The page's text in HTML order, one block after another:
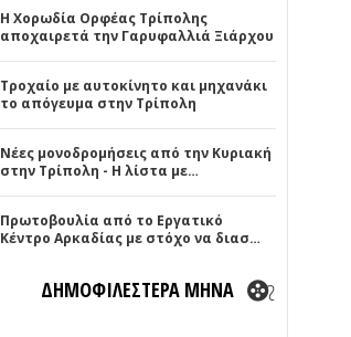
Η Χορωδία Ορφέας Τρίπολης
αποχαιρετά την Γαρυφαλλιά Ξιάρχου
Τροχαίο με αυτοκίνητο και μηχανάκι
το απόγευμα στην Τρίπολη
Νέες μονοδρομήσεις από την Κυριακή
στην Τρίπολη - Η λίστα με…
Πρωτοβουλία από το Εργατικό
Κέντρο Αρκαδίας με στόχο να διασ…
ΔΗΜΟΦΙΛΕΣΤΕΡΑ ΜΗΝΑ